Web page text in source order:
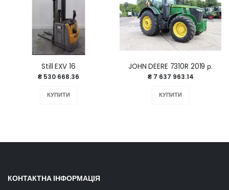
Still EXV 16
₴ 530 668.36
КУПИТИ
JOHN DEERE 7310R 2019 р.
₴ 7 637 963.14
КУПИТИ
КОНТАКТНА ІНФОРМАЦІЯ